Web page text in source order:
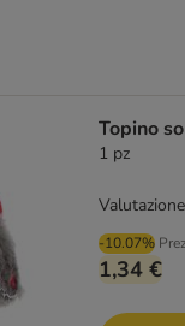
Topino
1 pz
-10.07%
1,34 €